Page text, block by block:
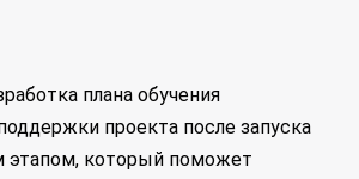
плана обучения
проекта после запуска
этапом, который поможет